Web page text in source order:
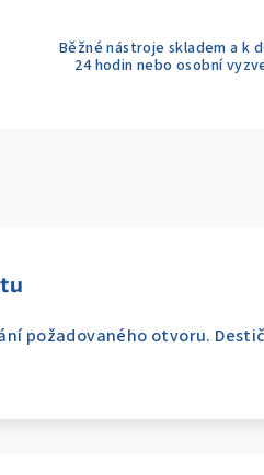
Běžné nástroje skladem a k
24 hodin nebo osobní
požadovaného otvoru.